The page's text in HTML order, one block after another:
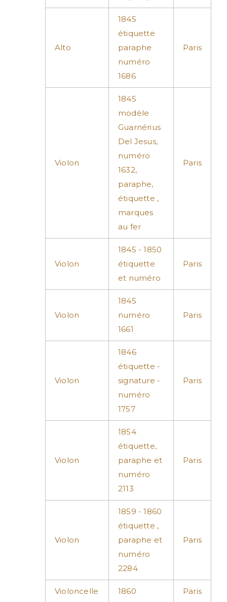
Alto
1845
étiquette
paraphe
numéro
1686
Paris
Violon
1845
modèle
Guarnérius
Del Jesus,
numéro
1632,
paraphe,
étiquette ,
marques
au fer
Paris
Violon
1845 - 1850
étiquette
et numéro
Paris
Violon
1845
numéro
1661
Paris
Violon
1846
étiquette -
signature -
numéro
1757
Paris
Violon
1854
étiquette,
paraphe et
numéro
2113
Paris
Violon
1859 - 1860
étiquette ,
paraphe et
numéro
2284
Paris
Violoncelle 1860 Paris